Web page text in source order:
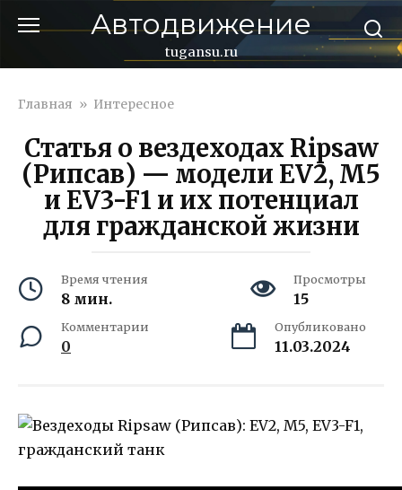
Автодвижение
tugansu.ru
Главная » Интересное
Статья о вездеходах Ripsaw
(Рипсав) — модели EV2, M5
и EV3-F1 и их потенциал
для гражданской жизни
Время чтения
8 мин.
Просмотры
15
Комментарии
0
Опубликовано
11.03.2024